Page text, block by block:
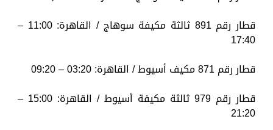
قطار رقم 891 ثالثة مكيفة سوهاج / القاهرة: 11:00 –
17:40
قطار رقم 871 مكيف أسيوط / القاهرة: 03:20 – 09:20
قطار رقم 979 ثالثة مكيفة أسيوط / القاهرة: 15:00 –
21:20